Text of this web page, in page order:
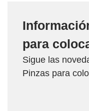
para
Sigue las
Pinzas para